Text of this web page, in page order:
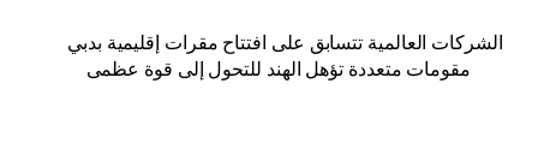
الشركات العالمية تتسابق على افتتاح مقرات إقليمية بدبي
مقومات متعددة تؤهل الهند للتحول إلى قوة عظمى